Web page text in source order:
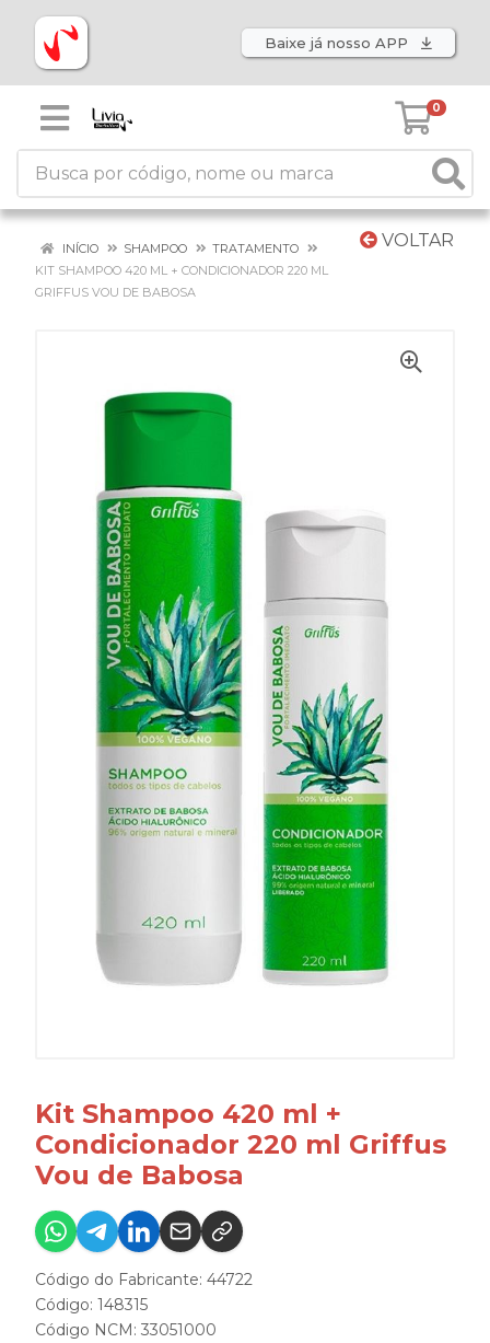
Baixe já nosso APP
0
VOLTAR
INÍCIO SHAMPOO
TRATAMENTO
KIT SHAMPOO 420 ML + CONDICIONADOR 220 ML
GRIFFUS VOU DE BABOSA
Kit Shampoo 420 ml +
Condicionador 220 ml Griffus
Vou de Babosa
Código do Fabricante: 44722
Código: 148315
Código NCM: 33051000